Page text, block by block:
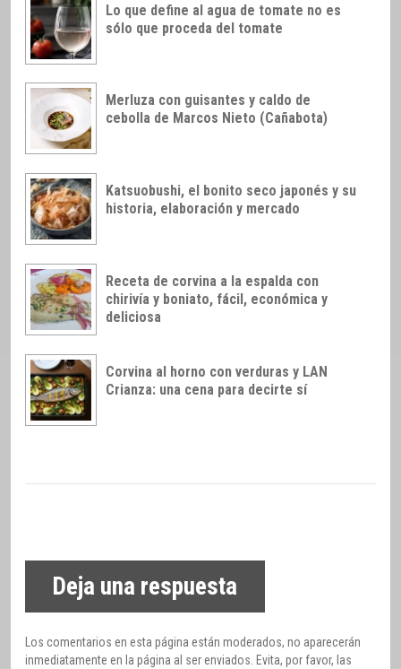
Lo que define al agua de tomate no es
sólo que proceda del tomate
Merluza con guisantes y caldo de
cebolla de Marcos Nieto (Cañabota)
Katsuobushi, el bonito seco japonés y su
historia, elaboración y mercado
Receta de corvina a la espalda con
chirivía y boniato, fácil, económica y
deliciosa
Corvina al horno con verduras y LAN
Crianza: una cena para decirte sí
Deja una respuesta
Los comentarios en esta página están moderados, no aparecerán
inmediatamente en la página al ser enviados. Evita, por favor, las